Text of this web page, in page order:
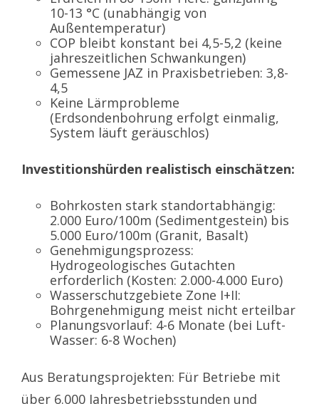
10-13 °C (unabhängig von
Außentemperatur)
COP bleibt konstant bei 4,5-5,2 (keine
jahreszeitlichen Schwankungen)
Gemessene JAZ in Praxisbetrieben: 3,8-
4,5
Keine Lärmprobleme
(Erdsondenbohrung erfolgt einmalig,
System läuft geräuschlos)
Investitionshürden realistisch einschätzen:
Bohrkosten stark standortabhängig:
2.000 Euro/100m (Sedimentgestein) bis
5.000 Euro/100m (Granit, Basalt)
Genehmigungsprozess:
Hydrogeologisches Gutachten
erforderlich (Kosten: 2.000-4.000 Euro)
Wasserschutzgebiete Zone I+II:
Bohrgenehmigung meist nicht erteilbar
Planungsvorlauf: 4-6 Monate (bei Luft-
Wasser: 6-8 Wochen)
Aus Beratungsprojekten: Für Betriebe mit
über 6.000 Jahresbetriebsstunden und